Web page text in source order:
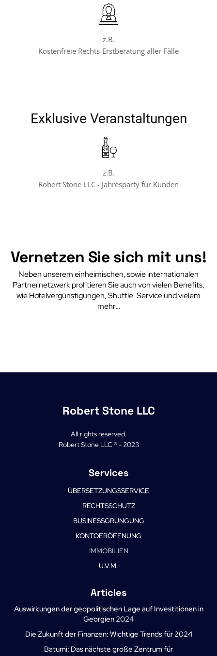
z.B.
Kostenfreie Rechts-Erstberatung aller Fälle
Exklusive Veranstaltungen
z.B.
Robert Stone LLC - Jahresparty für Kunden
Vernetzen Sie sich mit uns!
Neben unserem einheimischen, sowie internationalen
Partnernetzwerk profitieren Sie auch von vielen Benefits,
wie Hotelvergünstigungen, Shuttle-Service und vielem
mehr…
Robert Stone LLC
All rights reserved.
Robert Stone LLC ® - 2023
Services
ÜBERSETZUNGSSERVICE
RECHTSSCHUTZ
BUSINESSGRUNGUNG
KONTOERÖFFNUNG
IMMOBILIEN
U.V.M.
Articles
Auswirkungen der geopolitischen Lage auf Investitionen in
Georgien 2024
Die Zukunft der Finanzen: Wichtige Trends für 2024
Batumi: Das nächste große Zentrum für